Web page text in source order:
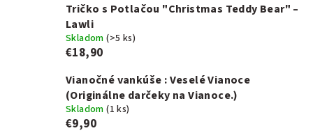
Tričko s Potlačou "Christmas Teddy Bear" –
Lawli
Skladom(>5 ks)
€18,90
Vianočné vankúše : Veselé Vianoce
(Originálne darčeky na Vianoce.)
Skladom(1 ks)
€9,90